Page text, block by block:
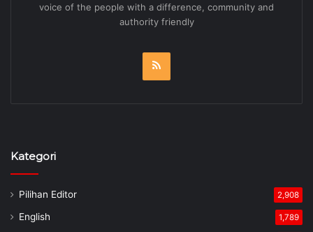
voice of the people with a difference, community and
authority friendly
Kategori
Pilihan Editor 2,908
English 1,789